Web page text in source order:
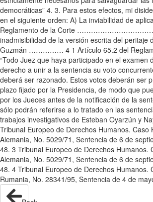
democráticas” 4. 3. Para estos efectos, mi
en el siguiente orden: A) La inviabilidad de
Reglamento de la Corte
inadmisibilidad de la versión escrita del peritaje
Guzmán …………… 4 1 Artículo 65.2 del
“Todo Juez que haya participado en el examen
derecho a unir a la sentencia su voto
deberá ser razonado. Estos votos deberán ser
plazo fijado por la Presidencia, de modo que
por los Jueces antes de la notificación de la
sólo podrán referirse a lo tratado en las
trabajos investigativos de Esteban Oyarzún y
Tribunal Europeo de Derechos Humanos. Caso
Alemania, No. 5029/71, Sentencia de 6 de
48. 3 Tribunal Europeo de Derechos Humanos.
Alemania, No. 5029/71, Sentencia de 6 de
48. 4 Tribunal Europeo de Derechos Humanos.
Rumania, No. 28341/95, Sentencia de 4 de